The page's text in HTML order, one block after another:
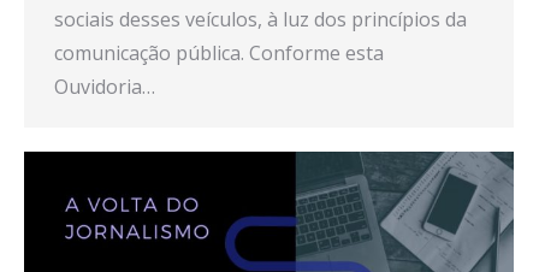
sociais desses veículos, à luz dos princípios da
comunicação pública. Conforme esta
Ouvidoria…